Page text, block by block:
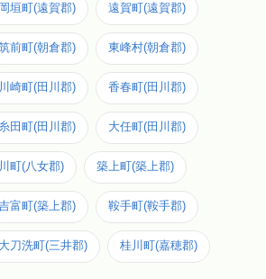
岡垣町(遠賀郡) 遠賀町(遠賀郡)
前町(朝倉郡) 東峰村(朝倉郡)
川崎町(田川郡) 香春町(田川郡)
糸田町(田川郡) 大任町(田川郡)
町(八女郡) 築上町(築上郡)
富町(築上郡) 鞍手町(鞍手郡)
大刀洗町(三井郡) 桂川町(嘉穂郡)